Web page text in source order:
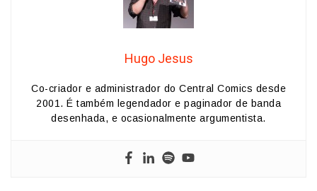
Hugo Jesus
Co-criador e administrador do Central Comics desde
2001. É também legendador e paginador de banda
desenhada, e ocasionalmente argumentista.